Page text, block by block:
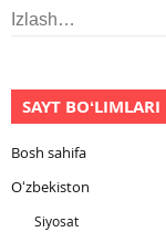
Izlash:
SAYT BOʻLIMLARI
Bosh sahifa
Oʻzbekiston
Siyosat